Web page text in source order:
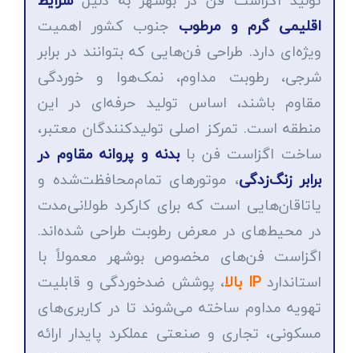
اقلیمی گرم و مرطوب جنوب کشور اهمیت
ویژه‌ای دارد. طراحی فن‌هایی که بتوانند در برابر
شرجی، رطوبت مداوم، نمک‌هوا و خوردگی
مقاوم باشند، اساس تولید حرفه‌ای در این
منطقه است. تمرکز اصلی تولیدکنندگان معتبر،
ساخت اگزاست فن بابدنه و پروانه مقاوم در
برابر زنگ‌زدگی، موتورهای تمام‌محافظت‌شده و
یاتاقان‌هایی است که برای کارکرد طولانی‌مدت
در محیط‌های در معرض رطوبت طراحی شده‌اند.
اگزاست فن‌های مخصوص بوشهر معمولاً با
استانداردIP بالا
، پوشش ضد‌خوردگی و قابلیت
تهویه مداوم ساخته می‌شوند تا در کاربری‌های
مسکونی، تجاری و صنعتی عملکرد پایدار ارائه